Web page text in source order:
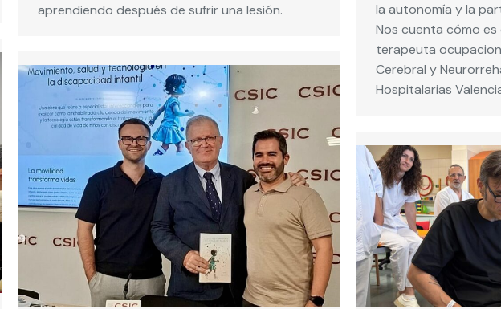
aprendiendo después de sufrir una lesión.
la autonomía y la
Nos cuenta cómo es
terapeuta
Cerebral y
Hospitalarias